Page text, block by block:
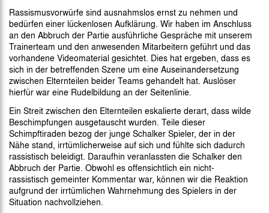
Rassismusvorwürfe sind ausnahmslos ernst zu nehmen und
bedürfen einer lückenlosen Aufklärung. Wir haben im Anschluss
an den Abbruch der Partie ausführliche Gespräche mit unserem
Trainerteam und den anwesenden Mitarbeitern geführt und das
vorhandene Videomaterial gesichtet. Dies hat ergeben, dass es
sich in der betreffenden Szene um eine Auseinandersetzung
zwischen Elternteilen beider Teams gehandelt hat. Auslöser
hierfür war eine Rudelbildung an der Seitenlinie.
Ein Streit zwischen den Elternteilen eskalierte derart, dass wilde
Beschimpfungen ausgetauscht wurden. Teile dieser
Schimpftiraden bezog der junge Schalker Spieler, der in der
Nähe stand, irrtümlicherweise auf sich und fühlte sich dadurch
rassistisch beleidigt. Daraufhin veranlassten die Schalker den
Abbruch der Partie. Obwohl es offensichtlich ein nicht-
rassistisch gemeinter Kommentar war, können wir die Reaktion
aufgrund der irrtümlichen Wahrnehmung des Spielers in der
Situation nachvollziehen.